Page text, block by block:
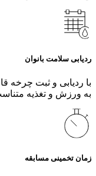
ردیابی سلامت بانوان
با ردیابی و ثبت چرخه
به ورزش و تغذیه
زمان تخمینی مسابقه